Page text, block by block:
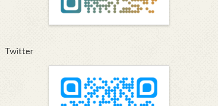
Twitter